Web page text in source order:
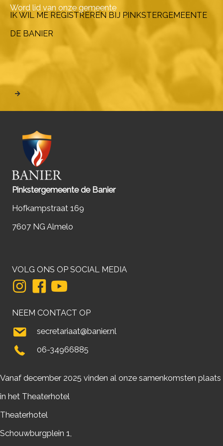
Word lid van onze gemeente
IK WIL ME REGISTREREN BIJ PINKSTERGEMEENTE
DE BANIER
Pinkstergemeente de Banier
Hofkampstraat 169
7607 NG Almelo
VOLG ONS OP SOCIAL MEDIA
NEEM CONTACT OP
secretariaat@banier.nl
06-34966885
Vanaf december 2025 vinden al onze samenkomsten plaats
in het Theaterhotel
Theaterhotel
Schouwburgplein 1,